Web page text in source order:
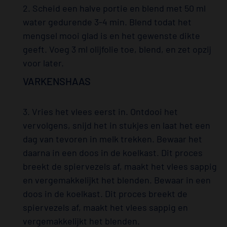
2. Scheid een halve portie en blend met 50 ml
water gedurende 3-4 min. Blend todat het
mengsel mooi glad is en het gewenste dikte
geeft. Voeg 3 ml olijfolie toe, blend, en zet opzij
voor later.
VARKENSHAAS
3. Vries het vlees eerst in. Ontdooi het
vervolgens, snijd het in stukjes en laat het een
dag van tevoren in melk trekken. Bewaar het
daarna in een doos in de koelkast. Dit proces
breekt de spiervezels af, maakt het vlees sappig
en vergemakkelijkt het blenden. Bewaar in een
doos in de koelkast. Dit proces breekt de
spiervezels af, maakt het vlees sappig en
vergemakkelijkt het blenden.